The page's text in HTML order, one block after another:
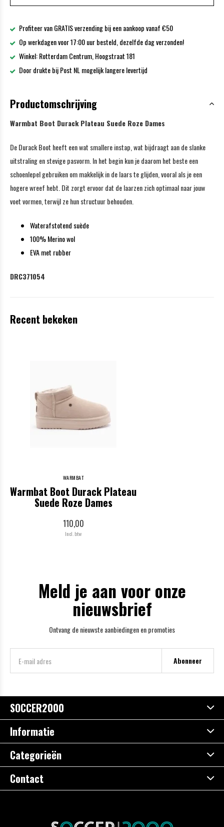
Profiteer van GRATIS verzending bij een aankoop vanaf €50
Op werkdagen voor 17:00 uur besteld, dezelfde dag verzonden!
Winkel: Rotterdam Centrum, Hoogstraat 181
Door drukte bij Post NL mogelijk langere levertijd
Productomschrijving
Warmbat Boot Durack Plateau Suede Roze Dames
De Durack Boot heeft een wat smallere instap, wat bijdraagt aan de slanke
uitstraling en stevige pasvorm. In het begin kun je daarom het beste een
schoenlepel gebruiken om makkelijk in de laars te glijden, vooral als je een
hogere wreef hebt. Dit zorgt ervoor dat de laarzen zich optimaal naar jouw
voet vormen, terwijl ze hun structuur behouden.
Waterafstotend suède
100% Merino wol
EVA met rubber
DRC371054
Recent bekeken
WARMBAT
Warmbat Boot Durack Plateau
Suede Roze Dames
110,00
Incl. btw
Meld je aan voor onze
nieuwsbrief
Ontvang de nieuwste aanbiedingen en promoties
Abonneer
SOCCER2000
Informatie
Categorieën
Contact